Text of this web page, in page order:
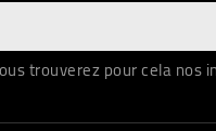
trouverez pour cela